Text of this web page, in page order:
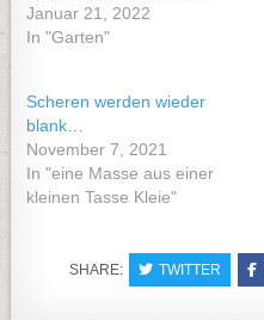
Januar 21, 2022
In "Garten"
Scheren werden wieder
blank…
November 7, 2021
In "eine Masse aus einer
kleinen Tasse Kleie"
SHARE: TWITTER